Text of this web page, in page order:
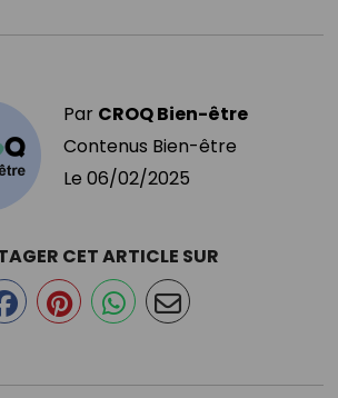
Par CROQ Bien-être
Contenus Bien-être
Le 06/02/2025
CET ARTICLE SUR